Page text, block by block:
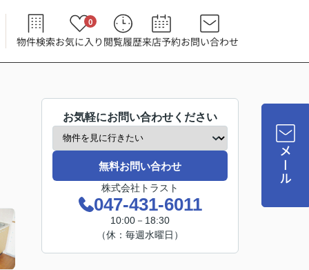
物件検索お気に入り
0
閲覧履歴来店予約お問い合わせ
メール
お気軽にお問い合わせください
無料お問い合わせ
株式会社トラスト
047-431-6011
10:00－18:30
（休：毎週水曜日）